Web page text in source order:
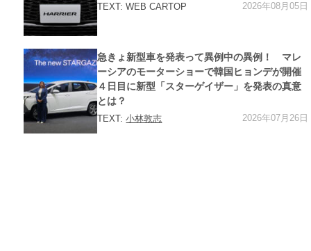
TEXT: WEB CARTOP 2026年08月05日
カ
テ
ゴ
ー
急きょ新型車を発表って異例中の異例！ マレ
ーシアのモーターショーで韓国ヒョンデが開催
４日目に新型「スターゲイザー」を発表の真意
とは？
TEXT:小林敦志 2026年07月26日